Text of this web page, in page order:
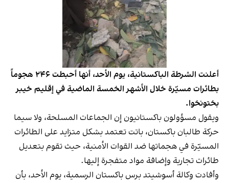
أعلنت الشرطة الباكستانية، يوم الأحد، أنها أحبطت ٢٤٦ هجوماً
بطائرات مسيّرة خلال الأشهر الخمسة الماضية في إقليم خيبر
بختونخوا.
ويقول مسؤولون باكستانيون إن الجماعات المسلحة، ولا سيما
حركة طالبان باكستان، باتت تعتمد بشكل متزايد على الطائرات
المسيّرة في هجماتها ضد القوات الأمنية، حيث تقوم بتعديل
طائرات تجارية وإضافة مواد متفجرة إليها.
وأفادت وكالة أسوشيتد برس باكستان الرسمية، يوم الأحد، بأن